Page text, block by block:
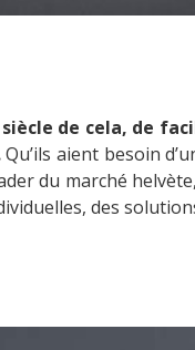
de cela, de
Qu’ils aient besoin
du marché
des